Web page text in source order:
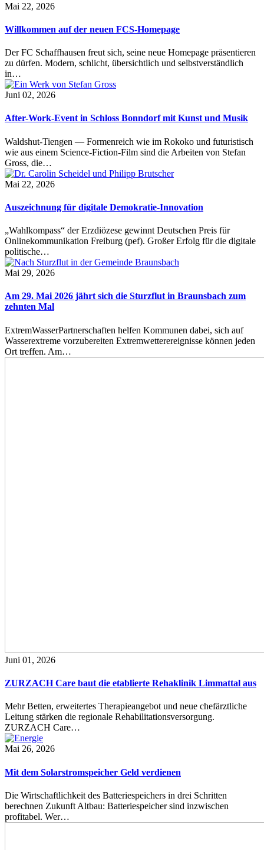
Mai 22, 2026
Willkommen auf der neuen FCS-Homepage
Der FC Schaffhausen freut sich, seine neue Homepage präsentieren
zu dürfen. Modern, schlicht, übersichtlich und selbstverständlich
in…
Juni 02, 2026
After-Work-Event in Schloss Bonndorf mit Kunst und Musik
Waldshut-Tiengen — Formenreich wie im Rokoko und futuristisch
wie aus einem Science-Fiction-Film sind die Arbeiten von Stefan
Gross, die…
Mai 22, 2026
Auszeichnung für digitale Demokratie-Innovation
„Wahlkompass“ der Erzdiözese gewinnt Deutschen Preis für
Onlinekommunikation Freiburg (pef). Großer Erfolg für die digitale
politische…
Mai 29, 2026
Am 29. Mai 2026 jährt sich die Sturzflut in Braunsbach zum
zehnten Mal
ExtremWasserPartnerschaften helfen Kommunen dabei, sich auf
Wasserextreme vorzubereiten Extremwetterereignisse können jeden
Ort treffen. Am…
Juni 01, 2026
ZURZACH Care baut die etablierte Rehaklinik Limmattal aus
Mehr Betten, erweitertes Therapieangebot und neue chefärztliche
Leitung stärken die regionale Rehabilitationsversorgung.
ZURZACH Care…
Mai 26, 2026
Mit dem Solarstromspeicher Geld verdienen
Die Wirtschaftlichkeit des Batteriespeichers in drei Schritten
berechnen Zukunft Altbau: Batteriespeicher sind inzwischen
profitabel. Wer…